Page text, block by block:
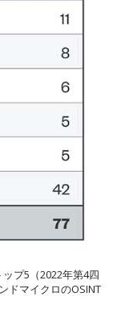
プ5（2022年第4四
ドマイクロのOSINT